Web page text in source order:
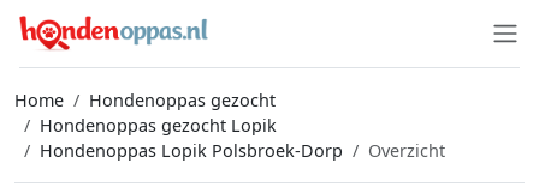
Home
Hondenoppas gezocht
Hondenoppas gezocht Lopik
Hondenoppas Lopik Polsbroek-Dorp
Overzicht